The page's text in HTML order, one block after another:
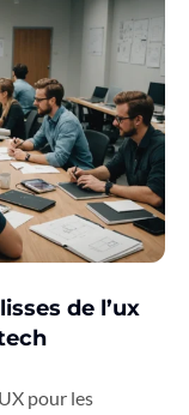
de l’ux
pour les